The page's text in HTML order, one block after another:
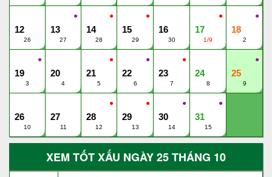
12
26
●
13
27
●
14
28
●
15
29
16
30
●
17
1/9
●
18
2
●
19
3
20
4
●
21
5
●
22
6
●
23
7
24
8
●
25
9
26
10
27
11
●
28
12
●
29
13
●
30
14
●
31
15
XEM TỐT XẤU NGÀY 25 THÁNG 10